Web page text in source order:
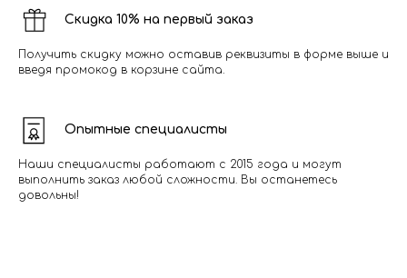
Скидка 10% на первый заказ
Получить скидку можно оставив реквизиты в форме выше и
введя промокод в корзине сайта.
Опытные специалисты
Наши специалисты работают с 2015 года и могут
выполнить заказ любой сложности. Вы останетесь
довольны!